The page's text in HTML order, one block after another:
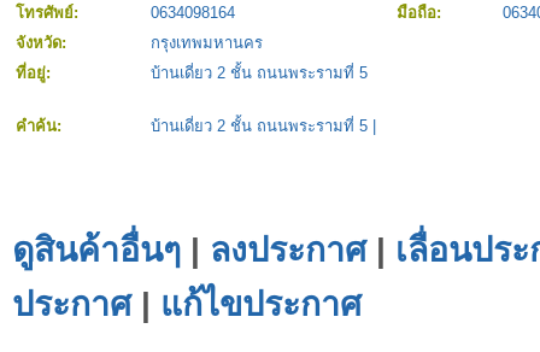
โทรศัพย์:
0634098164 มือถือ:
จังหวัด:
กรุงเทพมหานคร
ที่อยู่:
บ้านเดี่ยว 2 ชั้น ถนนพระรามที่ 5
คำค้น: บ้านเดี่ยว 2 ชั้น ถนนพระรามที่ 5
ดูสินค้าอื่นๆ | ลงประกาศ| เลื่อนปร
ประกาศ| แก้ไขประกาศ